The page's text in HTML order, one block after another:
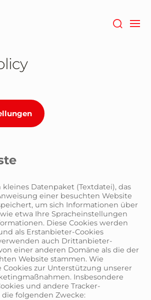
kleines Datenpaket (Textdatei), das
einer besuchten Website
um sich Informationen über
wie etwa Ihre Spracheinstellungen
Diese Cookies werden
als Erstanbieter-Cookies
auch Drittanbieter-
einer anderen Domäne als die der
Website stammen. Wie
Cookies zur Unterstützung unserer
Insbesondere
und andere Tracker-
folgenden Zwecke: